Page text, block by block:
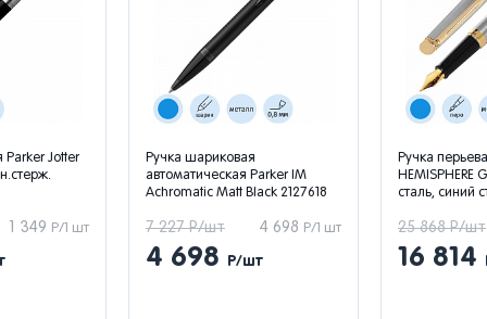
Parker Jotter
1 349 Р/1 шт
Ручка шариковая
автоматическая Parker IM
Achromatic Matt Black 2127618
4 698 Р/1 шт
7 227 Р/шт
4 698 Р/шт
Ручка
HEMISPHERE
сталь, cиний
25 868 Р/шт
16 814